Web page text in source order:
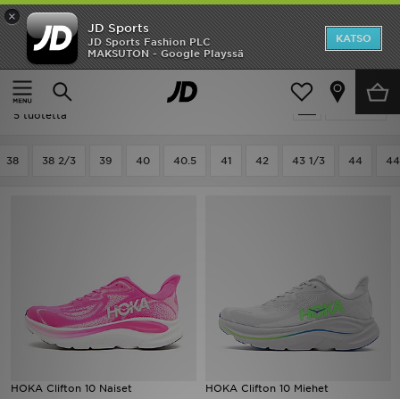
×
JD Sports
JD Sports Fashion PLC
MAKSUTON - Google Playssä
KATSO
Etusivu
Hoka Clifton
Suodata
Hoka Clifton
5 tuotetta
38 38 2/3 39 40 40.5 41 42 43 1/3 44
HOKA Clifton 10 Naiset HOKA Clifton 10 Miehet
Etusivu
Ale
Uutuudet
Tuotemerkit